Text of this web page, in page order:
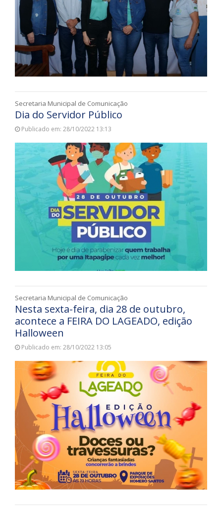
Secretaria Municipal de Comunicação
Dia do Servidor Público
Publicado em: 28/10/2022 13:13
Secretaria Municipal de Comunicação
Nesta sexta-feira, dia 28 de outubro,
acontece a FEIRA DO LAGEADO, edição
Halloween
Publicado em: 28/10/2022 13:05